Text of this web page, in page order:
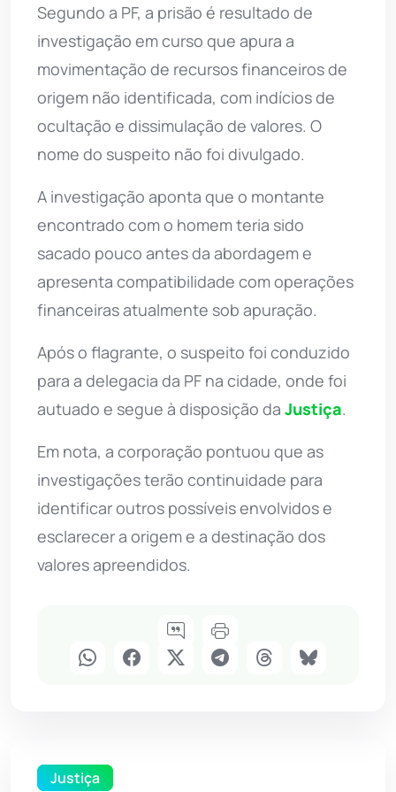
Segundo a PF, a prisão é resultado de
investigação em curso que apura a
movimentação de recursos financeiros de
origem não identificada, com indícios de
ocultação e dissimulação de valores. O
nome do suspeito não foi divulgado.
A investigação aponta que o montante
encontrado com o homem teria sido
sacado pouco antes da abordagem e
apresenta compatibilidade com operações
financeiras atualmente sob apuração.
Após o flagrante, o suspeito foi conduzido
para a delegacia da PF na cidade, onde foi
autuado e segue à disposição da Justiça.
Em nota, a corporação pontuou que as
investigações terão continuidade para
identificar outros possíveis envolvidos e
esclarecer a origem e a destinação dos
valores apreendidos.
Justiça